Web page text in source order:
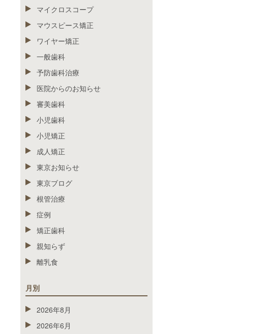
マイクロスコープ
マウスピース矯正
ワイヤー矯正
一般歯科
予防歯科治療
医院からのお知らせ
審美歯科
小児歯科
小児矯正
成人矯正
東京お知らせ
東京ブログ
根管治療
症例
矯正歯科
親知らず
離乳食
月別
2026年8月
2026年6月